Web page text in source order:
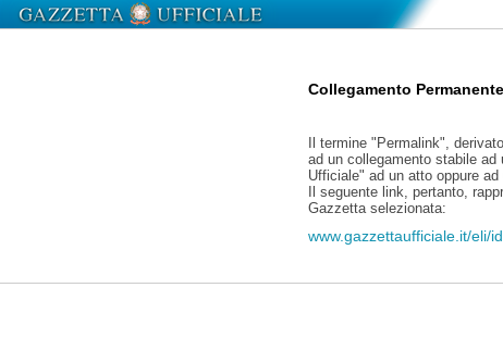
Collegamento Permanente
Il termine "Permalink",
ad un collegamento stabile
Ufficiale" ad un atto oppure
Il seguente link, pertanto,
Gazzetta selezionata:
www.gazzettaufficiale.it/eli/